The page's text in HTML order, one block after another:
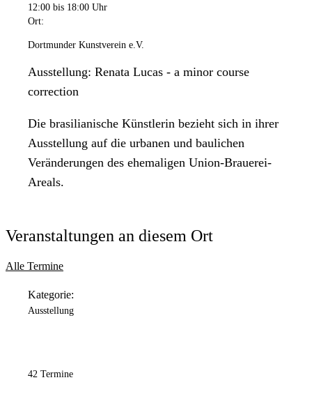
12:00 bis 18:00 Uhr
Ort:
Dortmunder Kunstverein e.V.
Ausstellung: Renata Lucas - a minor course
correction
Die brasilianische Künstlerin bezieht sich in ihrer
Ausstellung auf die urbanen und baulichen
Veränderungen des ehemaligen Union-Brauerei-
Areals.
Veranstaltungen an diesem Ort
Alle Termine
Kategorie:
Ausstellung
42 Termine